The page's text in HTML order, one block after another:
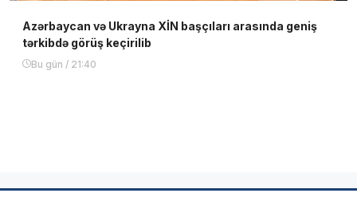
Azərbaycan və Ukrayna XİN başçıları arasında geniş
tərkibdə görüş keçirilib
Bu gün / 21:40